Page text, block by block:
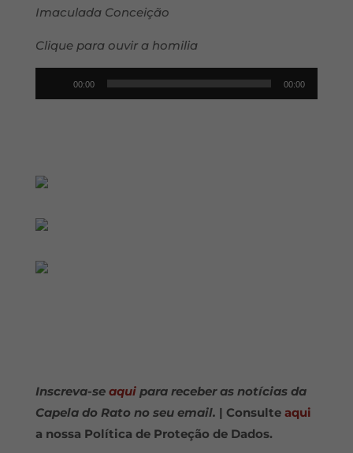
Imaculada Conceição
Clique para ouvir a homilia
Reprodutor
de
00:00 00:00
Inscreva-se aquipara receber as notícias da
Capela do Rato no seu email. | Consulte aqui
a nossa Política de Proteção de Dados.